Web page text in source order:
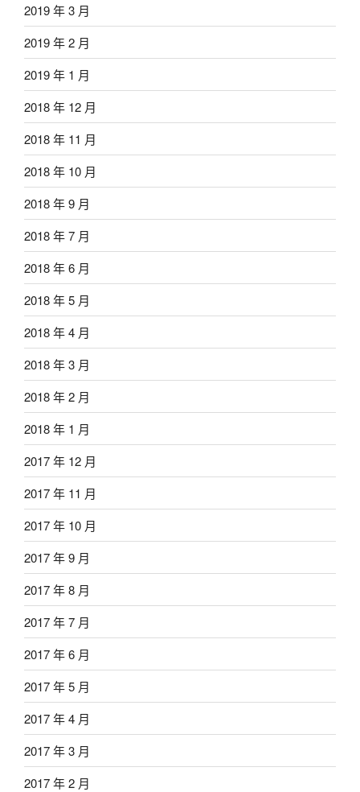
2019 年 3 月
2019 年 2 月
2019 年 1 月
2018 年 12 月
2018 年 11 月
2018 年 10 月
2018 年 9 月
2018 年 7 月
2018 年 6 月
2018 年 5 月
2018 年 4 月
2018 年 3 月
2018 年 2 月
2018 年 1 月
2017 年 12 月
2017 年 11 月
2017 年 10 月
2017 年 9 月
2017 年 8 月
2017 年 7 月
2017 年 6 月
2017 年 5 月
2017 年 4 月
2017 年 3 月
2017 年 2 月